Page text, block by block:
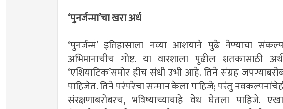
‌‘पुनर्जन्मा‌’चा खरा अर्थ
‌‘पुनर्जन्म‌’ इतिहासाला नव्या आशयाने पुढे नेण्याचा
अभिमानाचीच गोष्ट. या वारशाला पुढील शतकासाठी
‌‘एशियाटिक‌’समोर हीच संधी उभी आहे. तिने संग्रह
पाहिजेत. तिने परंपरेचा सन्मान केला पाहिजे; परंतु
संरक्षणाबरोबरच, भविष्याच्याचाहे वेध घेतला पाहिजे.